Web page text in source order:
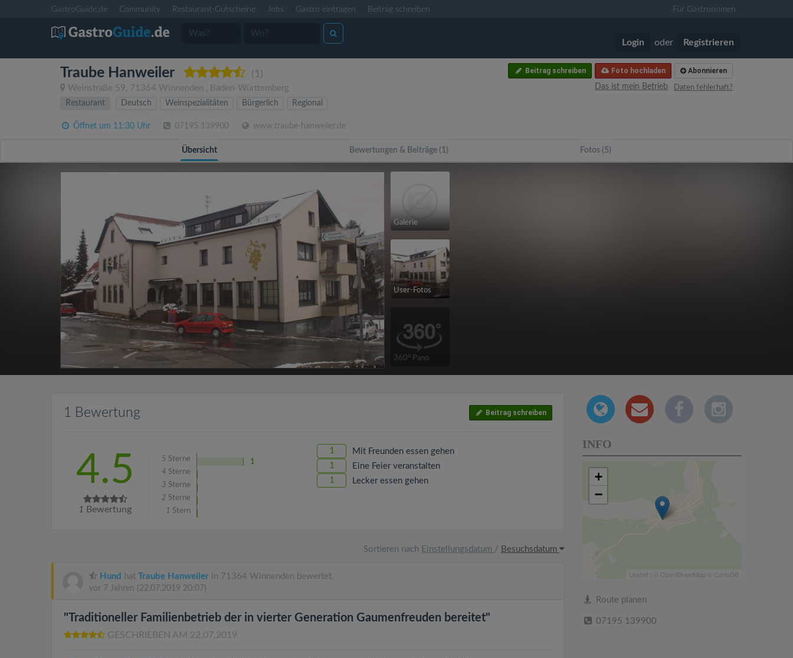
GastroGuide.de Community Restaurant-Gutscheine Jobs Gastro eintragen Beitrag schreiben Für Gastronomen
Login oder Registrieren
Traube Hanweiler (1)
Weinstraße 59, 71364 Winnenden , Baden-Württemberg
Abonnieren
Foto hochladen
Beitrag schreiben
Daten fehlerhaft?
Das ist mein Betrieb
Restaurant
Deutsch Weinspezialitäten Bürgerlich Regional
Öffnet um 11:30 Uhr 07195 139900 www.traube-hanweiler.de
Übersicht Bewertungen & Beiträge (1) Fotos (5)
Galerie
User-Fotos
360° Pano
1 Bewertung Beitrag schreiben
4.5
1 Bewertung
5 Sterne
1
4 Sterne
3 Sterne
2 Sterne
1 Stern
1 Mit Freunden essen gehen
1 Eine Feier veranstalten
1 Lecker essen gehen
Sortieren nach Einstellungsdatum / Besuchsdatum
Hund hat Traube Hanweiler in 71364 Winnenden bewertet.
vor 7 Jahren (22.07.2019 20:07)
"Traditioneller Familienbetrieb der in vierter Generation Gaumenfreuden bereitet"
GESCHRIEBEN AM 22.07.2019
INFO
+
−
Leaflet | © OpenStreetMap © CartoDB
Route planen
07195 139900